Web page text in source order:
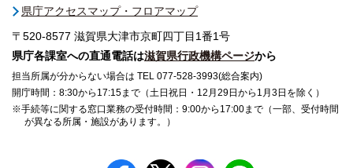
県庁アクセスマップ・フロアマップ
〒520-8577 滋賀県大津市京町四丁目1番1号
県庁各課室への直通電話は滋賀県行政機構ページから
担当所属が分からない場合は TEL 077-528-3993(総合案内)
開庁時間：8:30から17:15まで（土日祝日・12月29日から1月3日を除く）
※手続等に関する窓口業務の受付時間：9:00から17:00まで（一部、受付時間
が異なる所属・施設があります。）